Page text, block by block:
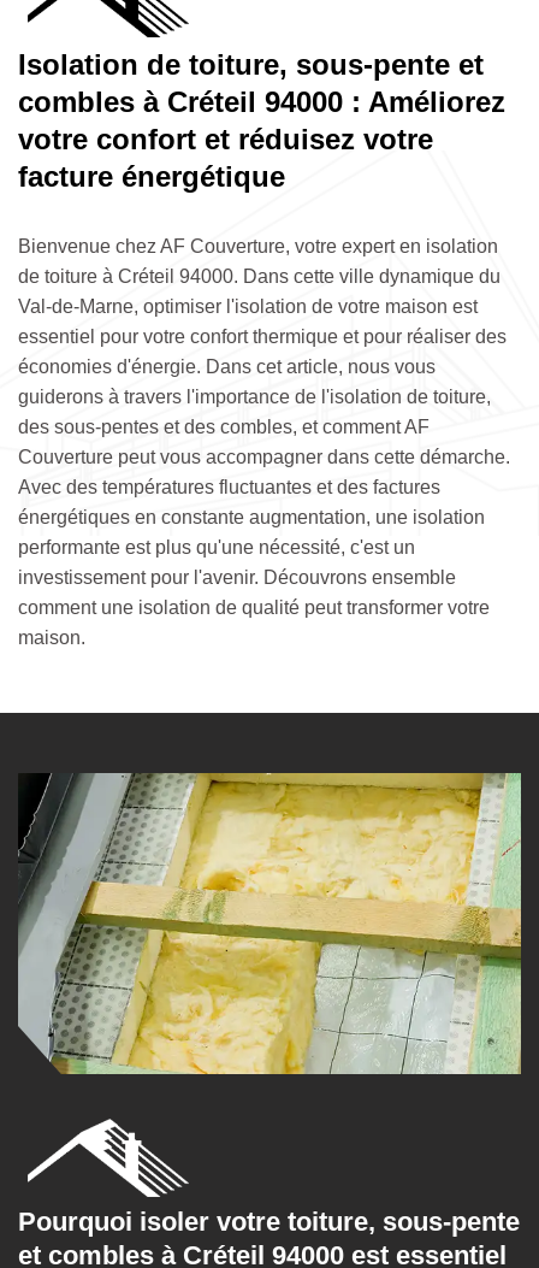
Isolation de toiture, sous-pente et
combles à Créteil 94000 : Améliorez
votre confort et réduisez votre
facture énergétique
Bienvenue chez AF Couverture, votre expert en isolation
de toiture à Créteil 94000. Dans cette ville dynamique du
Val-de-Marne, optimiser l'isolation de votre maison est
essentiel pour votre confort thermique et pour réaliser des
économies d'énergie. Dans cet article, nous vous
guiderons à travers l'importance de l'isolation de toiture,
des sous-pentes et des combles, et comment AF
Couverture peut vous accompagner dans cette démarche.
Avec des températures fluctuantes et des factures
énergétiques en constante augmentation, une isolation
performante est plus qu'une nécessité, c'est un
investissement pour l'avenir. Découvrons ensemble
comment une isolation de qualité peut transformer votre
maison.
Pourquoi isoler votre toiture, sous-pente
et combles à Créteil 94000 est essentiel